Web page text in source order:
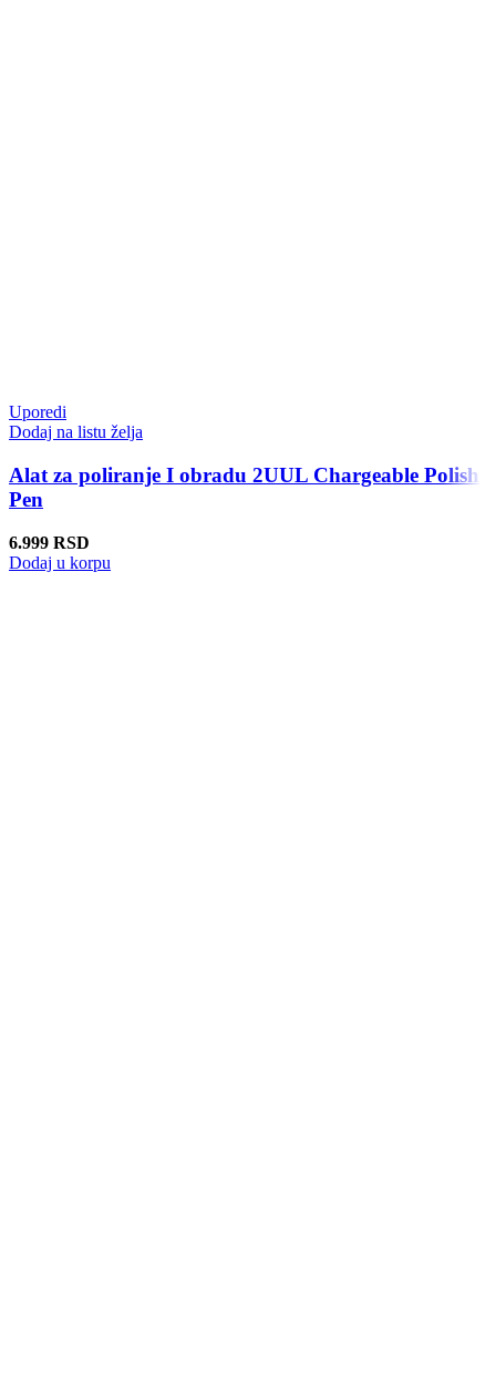
Uporedi
Dodaj na listu želja
Alat za poliranje I obradu 2UUL Chargeable Polish
Pen
6.999 RSD
Dodaj u korpu